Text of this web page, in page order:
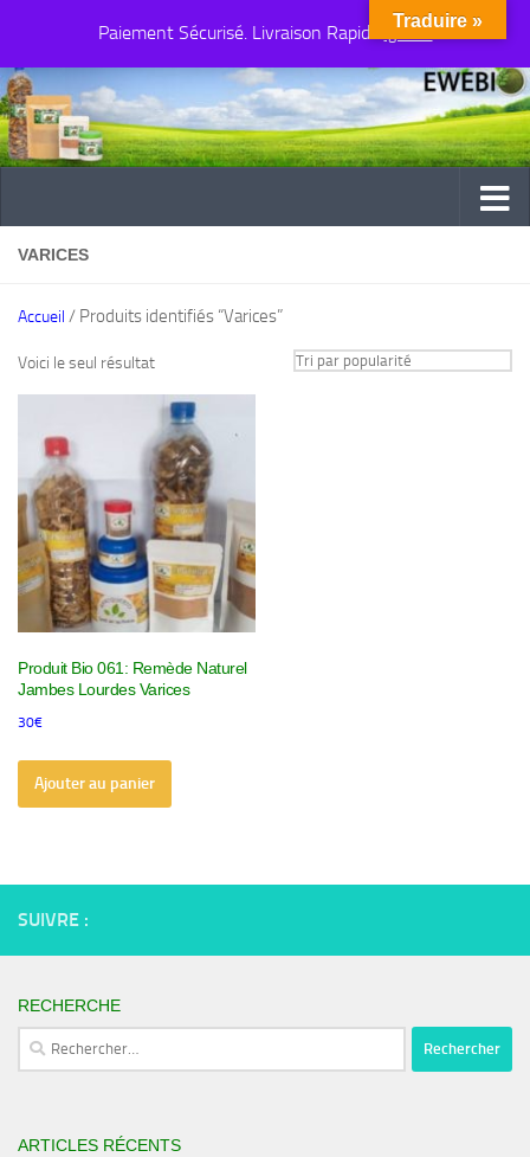
Paiement Sécurisé. Livraison Rapide Ignorer
Au dessous du contenu
VARICES
Accueil / Produits identifiés “Varices”
Voici le seul résultat
Produit Bio 061: Remède Naturel
Jambes Lourdes Varices
30€
Ajouter au panier
SUIVRE :
RECHERCHE
Rechercher :
ARTICLES RÉCENTS
Traduire »